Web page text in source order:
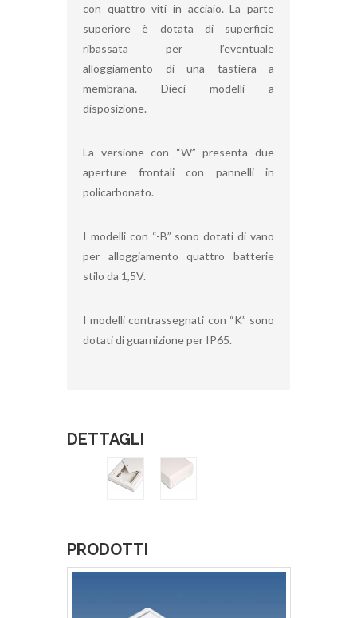
con quattro viti in acciaio. La parte
superiore è dotata di superficie
ribassata per l’eventuale
alloggiamento di una tastiera a
membrana. Dieci modelli a
disposizione.
La versione con “W” presenta due
aperture frontali con pannelli in
policarbonato.
I modelli con “-B” sono dotati di vano
per alloggiamento quattro batterie
stilo da 1,5V.
I modelli contrassegnati con “K” sono
dotati di guarnizione per IP65.
DETTAGLI
PRODOTTI